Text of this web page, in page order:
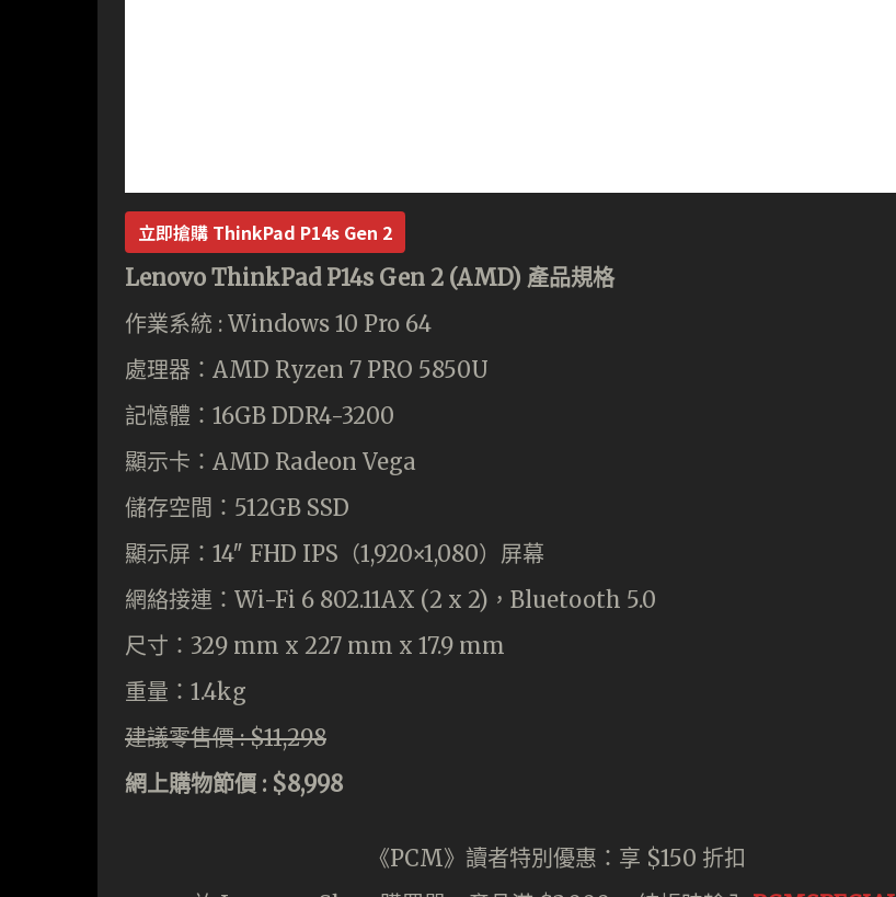
立即搶購 ThinkPad P14s Gen 2
Lenovo ThinkPad P14s Gen 2 (AMD) 產品規格
作業系統 : Windows 10 Pro 64
處理器：AMD Ryzen 7 PRO 5850U
記憶體：16GB DDR4-3200
顯示卡：AMD Radeon Vega
儲存空間：512GB SSD
顯示屏：14″ FHD IPS（1,920×1,080）屏幕
網絡接連：Wi-Fi 6 802.11AX (2 x 2)，Bluetooth 5.0
尺寸：329 mm x 227 mm x 17.9 mm
重量：1.4kg
建議零售價 : $11,298
網上購物節價 : $8,998
《PCM》讀者特別優惠：享 $150 折扣